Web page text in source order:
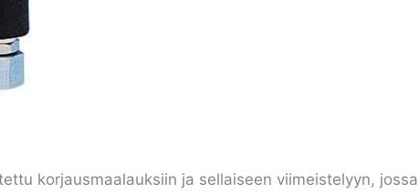
korjausmaalauksiin ja sellaiseen viimeistelyyn, jossa